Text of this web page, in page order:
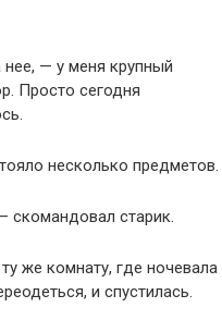
— у меня крупный
Просто сегодня
несколько предметов.
скомандовал старик.
же комнату, где ночевала
и спустилась.